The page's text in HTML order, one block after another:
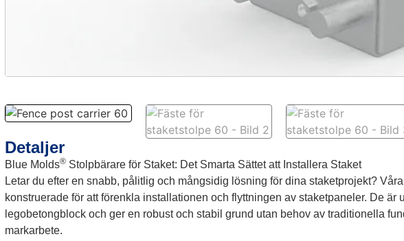
Detaljer
Blue Molds® Stolpbärare för Staket: Det Smarta Sättet att Installera Staket
Letar du efter en snabb, pålitlig och mångsidig lösning för dina staketprojekt?
konstruerade för att förenkla installationen och flyttningen av staketpaneler. De är
legobetongblock och ger en robust och stabil grund utan behov av traditionella
markarbete.